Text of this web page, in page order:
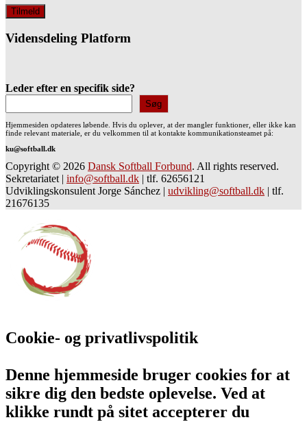
Vidensdeling Platform
Leder efter en specifik side?
Søg
Hjemmesiden opdateres løbende. Hvis du oplever, at der mangler funktioner, eller ikke kan
finde relevant materiale, er du velkommen til at kontakte kommunikationsteamet på:
ku@softball.dk
Copyright © 2026 Dansk Softball Forbund. All rights reserved.
Sekretariatet | info@softball.dk | tlf. 62656121
Udviklingskonsulent Jorge Sánchez | udvikling@softball.dk | tlf.
21676135
Cookie- og privatlivspolitik
Denne hjemmeside bruger cookies for at
sikre dig den bedste oplevelse. Ved at
klikke rundt på sitet accepterer du